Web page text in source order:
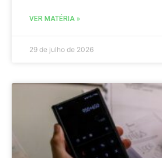
VER MATÉRIA »
29 de julho de 2026